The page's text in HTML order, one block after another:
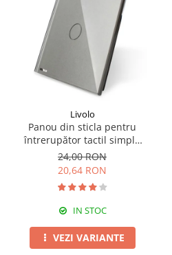
Livolo
Panou din sticla pentru
întrerupător tactil simplu
Livolo
24,00 RON
20,64 RON
IN STOC
VEZI VARIANTE